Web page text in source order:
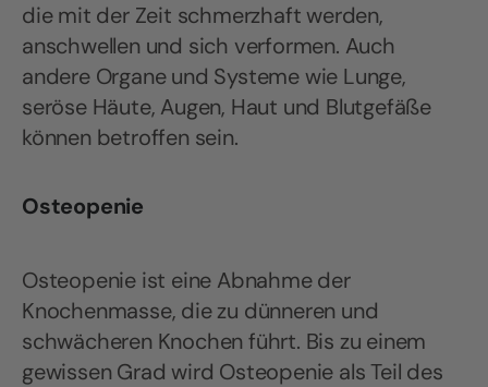
die mit der Zeit schmerzhaft werden,
anschwellen und sich verformen. Auch
andere Organe und Systeme wie Lunge,
seröse Häute, Augen, Haut und Blutgefäße
können betroffen sein.
Osteopenie
Osteopenie ist eine Abnahme der
Knochenmasse, die zu dünneren und
schwächeren Knochen führt. Bis zu einem
gewissen Grad wird Osteopenie als Teil des